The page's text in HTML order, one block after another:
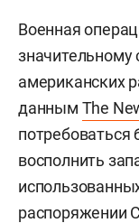
Военная
американских
данным The
потребоваться
восполнить
распоряжении